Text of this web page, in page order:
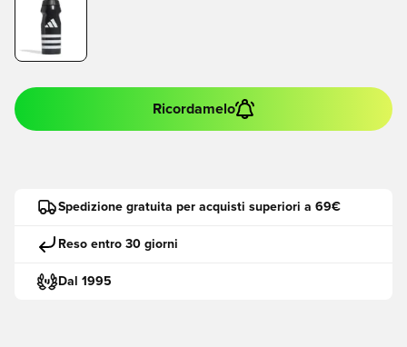
Ricordamelo
Spedizione gratuita per acquisti superiori a 69€
Reso entro 30 giorni
Dal 1995